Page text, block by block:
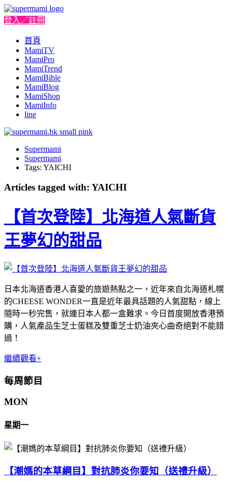
登入／註冊
首頁
MamiTV
MamiPro
MamiTrend
MamiBible
MamiBlog
MamiShop
MamiInfo
line
Supermami
Supermami
Tags: YAICHI
Articles tagged with: YAICHI
【首次登陸】北海道人氣斷貨
王夢幻的甜品
日本北海道香港人喜愛的旅遊熱點之一，近年來自北海道札幌
的CHEESE WONDER一直是近年最具話題的人氣甜點，線上
隨時一秒完售，就連日本人都一盒難求。今日首度開放香港預
購，人氣產品生芝士蛋糕及雙重芝士奶油夾心曲奇絕對不能錯
過！
繼續觀看+
每周節目
MON
星期一
【潮媽的本草綱目】對抗肺炎你要知（送禮升級）